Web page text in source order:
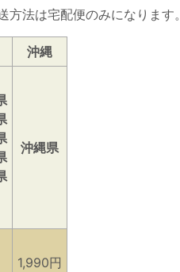
法は宅配便のみになります。
沖縄
沖縄県
1,990円